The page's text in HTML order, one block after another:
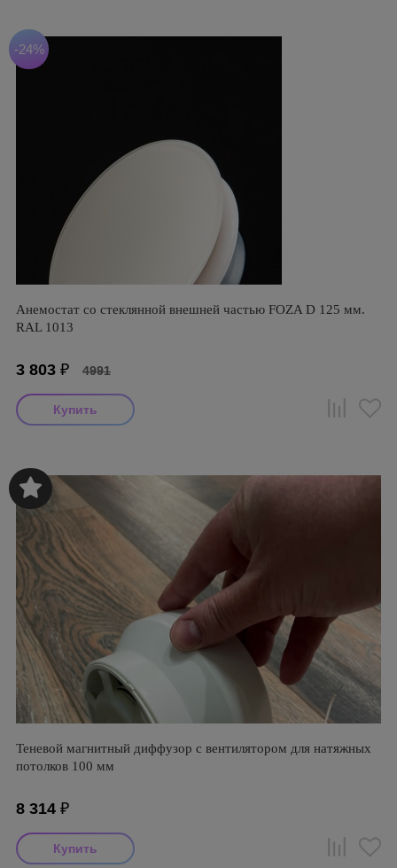
-24%
Анемостат со стеклянной внешней частью FOZA D 125 мм.
RAL 1013
3 803 ₽ 4991
Теневой магнитный диффузор с вентилятором для натяжных
потолков 100 мм
8 314 ₽